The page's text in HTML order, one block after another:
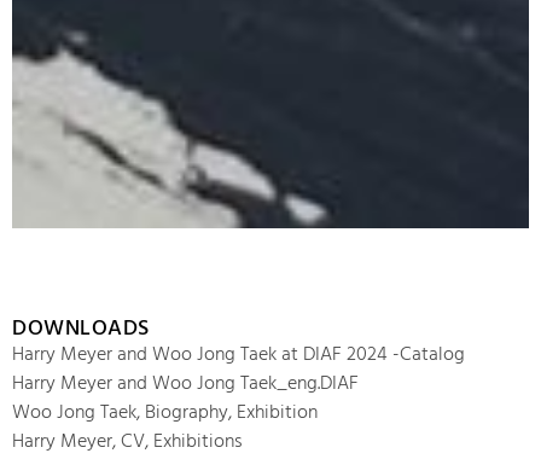
DOWNLOADS
Harry Meyer and Woo Jong Taek at DIAF 2024 -Catalog
Harry Meyer and Woo Jong Taek_eng.DIAF
Woo Jong Taek, Biography, Exhibition
Harry Meyer, CV, Exhibitions